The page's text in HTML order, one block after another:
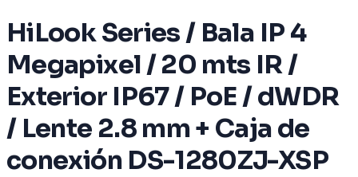
HiLook Series / Bala IP 4
Megapixel / 20 mts IR /
Exterior IP67 / PoE / dWDR
/ Lente 2.8 mm + Caja de
conexión DS-1280ZJ-XSP